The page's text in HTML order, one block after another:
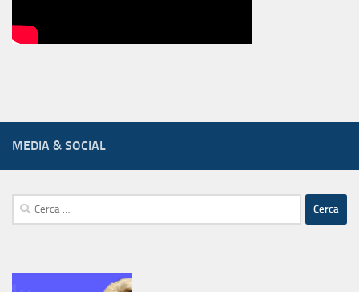
MEDIA & SOCIAL
Ricerca
per: